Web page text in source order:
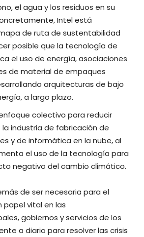
el agua y los residuos en su
Intel está
de ruta de sustentabilidad
posible que la tecnología de
el uso de energía, asociaciones
de material de empaques
arquitecturas de bajo
a largo plazo.
colectivo para reducir
industria de fabricación de
y de informática en la nube, al
el uso de la tecnología para
negativo del cambio climático.
de ser necesaria para el
papel vital en las
gobiernos y servicios de los
a diario para resolver las crisis